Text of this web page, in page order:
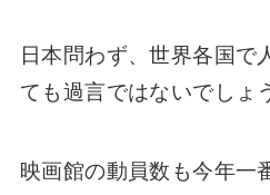
日本問わず、世界各国で
ても過言ではないでしょ
映画館の動員数も今年一